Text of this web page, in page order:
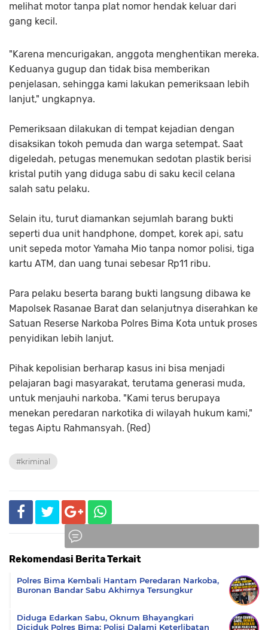
melihat motor tanpa plat nomor hendak keluar dari
gang kecil.
"Karena mencurigakan, anggota menghentikan mereka.
Keduanya gugup dan tidak bisa memberikan
penjelasan, sehingga kami lakukan pemeriksaan lebih
lanjut," ungkapnya.
Pemeriksaan dilakukan di tempat kejadian dengan
disaksikan tokoh pemuda dan warga setempat. Saat
digeledah, petugas menemukan sedotan plastik berisi
kristal putih yang diduga sabu di saku kecil celana
salah satu pelaku.
Selain itu, turut diamankan sejumlah barang bukti
seperti dua unit handphone, dompet, korek api, satu
unit sepeda motor Yamaha Mio tanpa nomor polisi, tiga
kartu ATM, dan uang tunai sebesar Rp11 ribu.
Para pelaku beserta barang bukti langsung dibawa ke
Mapolsek Rasanae Barat dan selanjutnya diserahkan ke
Satuan Reserse Narkoba Polres Bima Kota untuk proses
penyidikan lebih lanjut.
Pihak kepolisian berharap kasus ini bisa menjadi
pelajaran bagi masyarakat, terutama generasi muda,
untuk menjauhi narkoba. "Kami terus berupaya
menekan peredaran narkotika di wilayah hukum kami,"
tegas Aiptu Rahmansyah. (Red)
#kriminal
Rekomendasi Berita Terkait
Polres Bima Kembali Hantam Peredaran Narkoba,
Buronan Bandar Sabu Akhirnya Tersungkur
Diduga Edarkan Sabu, Oknum Bhayangkari
Diciduk Polres Bima; Polisi Dalami Keterlibatan